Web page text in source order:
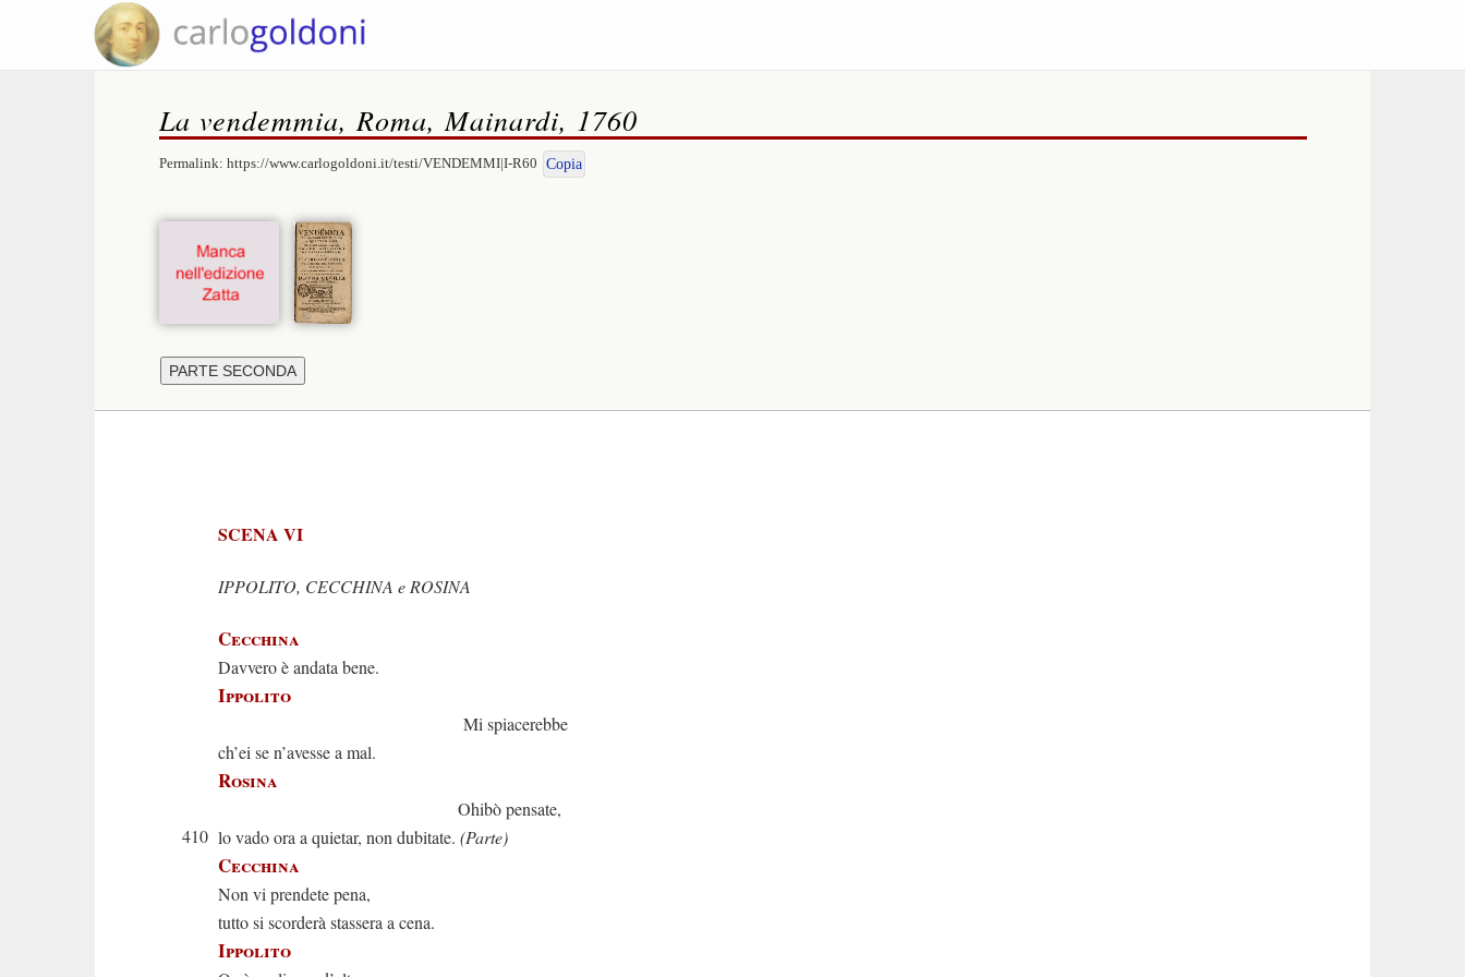
La vendemmia, Roma, Mainardi, 1760
Permalink: https://www.carlogoldoni.it/testi/VENDEMMI|I-R60 Copia
SCENA VI
IPPOLITO, CECCHINA e ROSINA
Cecchina
Davvero è andata bene.
Ippolito
Mi spiacerebbe
ch’ei se n’avesse a mal.
Rosina
Ohibò pensate,
410 lo vado ora a quietar, non dubitate. (Parte)
Cecchina
Non vi prendete pena,
tutto si scorderà stassera a cena.
Ippolito